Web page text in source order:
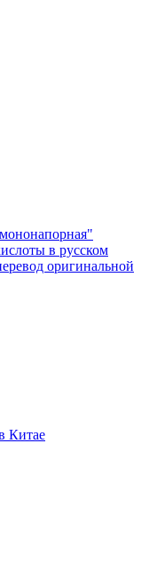
в русском
оригинальной
Китае